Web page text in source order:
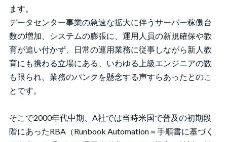
ます。
データセンター事業の急速な拡大に伴うサーバー稼働台
数の増加、システムの膨張に、運用人員の新規確保や教
育が追い付かず、日常の運用業務に従事しながら新人教
育にも携わる立場にある、いわゆる上級エンジニアの数
も限られ、業務のパンクを懸念する声すらあったとのこ
とです。
そこで2000年代中期、A社では当時米国で普及の初期段
階にあったRBA（Runbook Automation＝手順書に基づく